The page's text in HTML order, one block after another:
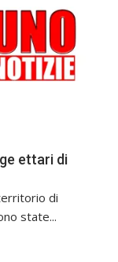
ettari di
di
state...